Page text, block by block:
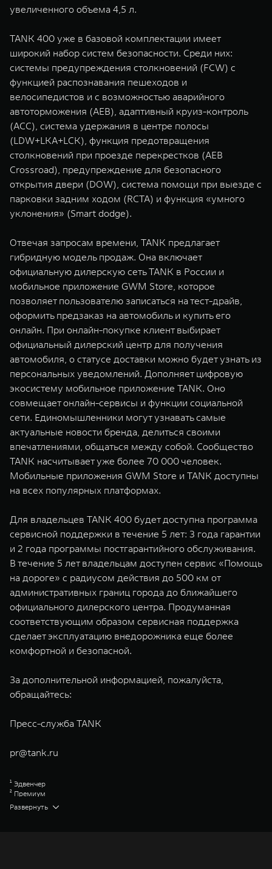
увеличенного объема 4,5 л.
TANK 400 уже в базовой комплектации имеет
широкий набор систем безопасности. Среди них:
системы предупреждения столкновений (FCW) с
функцией распознавания пешеходов и
велосипедистов и с возможностью аварийного
автоторможения (AEB), адаптивный круиз-контроль
(ACC), система удержания в центре полосы
(LDW+LKA+LCK), функция предотвращения
столкновений при проезде перекрестков (AEB
Crossroad), предупреждение для безопасного
открытия двери (DOW), система помощи при выезде с
парковки задним ходом (RCTA) и функция «умного
уклонения» (Smart dodge).
Отвечая запросам времени, TANK предлагает
гибридную модель продаж. Она включает
официальную дилерскую сеть TANK в России и
мобильное приложение GWM Store, которое
позволяет пользователю записаться на тест-драйв,
оформить предзаказ на автомобиль и купить его
онлайн. При онлайн-покупке клиент выбирает
официальный дилерский центр для получения
автомобиля, о статусе доставки можно будет узнать из
персональных уведомлений. Дополняет цифровую
экосистему мобильное приложение TANK. Оно
совмещает онлайн-сервисы и функции социальной
сети. Единомышленники могут узнавать самые
актуальные новости бренда, делиться своими
впечатлениями, общаться между собой. Сообщество
TANK насчитывает уже более 70 000 человек.
Мобильные приложения GWM Store и TANK доступны
на всех популярных платформах.
Для владельцев TANK 400 будет доступна программа
сервисной поддержки в течение 5 лет: 3 года гарантии
и 2 года программы постгарантийного обслуживания.
В течение 5 лет владельцам доступен сервис «Помощь
на дороге» с радиусом действия до 500 км от
административных границ города до ближайшего
официального дилерского центра. Продуманная
соответствующим образом сервисная поддержка
сделает эксплуатацию внедорожника еще более
комфортной и безопасной.
За дополнительной информацией, пожалуйста,
обращайтесь:
Пресс-служба TANK
pr@tank.ru
¹ Эдвенчер
² Премиум
³ Торк-Он-Диманд
Great Wall Motor Company Limited (GWM) — глобальный производитель
Развернуть